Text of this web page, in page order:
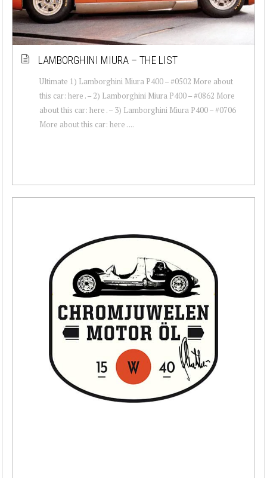
LAMBORGHINI MIURA – THE LIST
Ultimate 1) Lamborghini Miura P400 – #0502 More about
this car: here . – 2) Lamborghini Miura P400 – #0862 More
about this car: here . – 3) Lamborghini Miura P400 – #0706
More about this car: here . ...